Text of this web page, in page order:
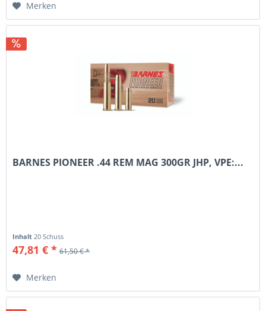
Merken
BARNES PIONEER .44 REM MAG 300GR JHP, VPE:...
Inhalt20 Schuss
47,81 € * 61,50 € *
Merken